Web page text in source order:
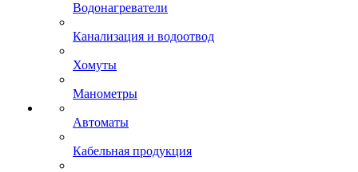
Водонагреватели
Канализация и водоотвод
Хомуты
Манометры
Автоматы
Кабельная продукция